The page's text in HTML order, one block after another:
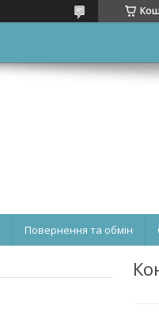
Повернення та обмін